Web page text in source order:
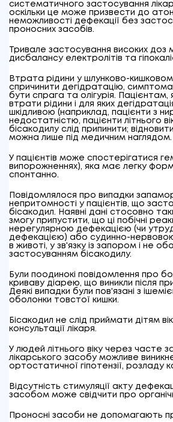
систематичного застосування
оскільки це може призвести до
неможливості дефекації без
проносних засобів.
Тривале застосування високих доз
дисбалансу електролітів та
Втрата рідини у шлунково-
спричинити дегідратацію,
бути спрага та олігурія. Пацієнтам,
втрати рідини і для яких
шкідливою (наприклад, пацієнти з
недостатністю, пацієнти літнього
бісакодилу слід припинити;
можна лише під медичним наглядом.
У пацієнтів може спостерігатися
випорожненнях), яка має легку
спонтанно.
Повідомлялося про випадки
непритомності у пацієнтів, що
бісакодил. Наявні дані стосовно
змогу припустити, що ці побічні
нерегулярною дефекацією (чи
дефекацією) або судинно-
в животі, у зв'язку із запором і не
застосуванням бісакодилу.
Були поодинокі повідомлення про
криваву діарею, що виникли після
Деякі випадки були пов'язані з
оболонки товстої кишки.
Бісакодил не слід приймати дітям
консультації лікаря.
У людей літнього віку через часте
лікарського засобу можливе
ортостатичної гіпотензії, розладу
Відсутність стимуляції акту
засобом може свідчити про
Проносні засоби не допомагають